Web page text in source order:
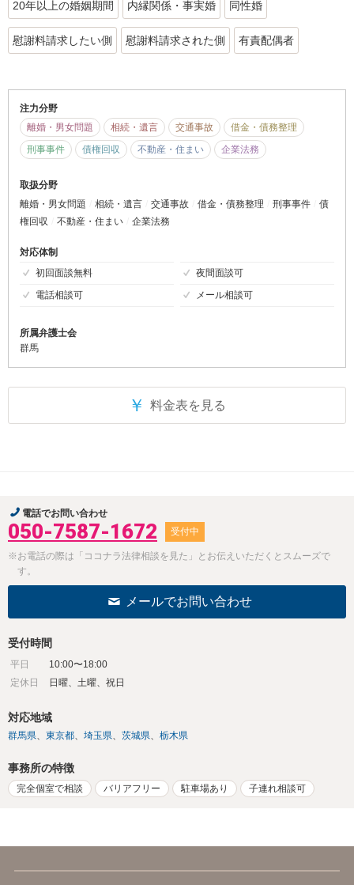
20年以上の婚姻期間 内縁関係・事実婚 同性婚
慰謝料請求したい側 慰謝料請求された側 有責配偶者
注力分野
離婚・男女問題
相続・遺言 交通事故
借金・債務整理
刑事事件
債権回収 不動産・住まい 企業法務
取扱分野
離婚・男女問題
相続・遺言 交通事故 借金・債務整理 刑事事件
債
権回収
不動産・住まい 企業法務
対応体制
初回面談無料
夜間面談可
電話相談可
メール相談可
所属弁護士会
群馬
￥ 料金表を見る
電話でお問い合わせ
050-7587-1672 受付中
※お電話の際は「ココナラ法律相談を見た」とお伝えいただくとスムーズで
す。
メールでお問い合わせ
受付時間
平日
10:00〜18:00
定休日
日曜、土曜、祝日
対応地域
群馬県 東京都 埼玉県 茨城県 栃木県
事務所の特徴
完全個室で相談 バリアフリー 駐車場あり 子連れ相談可